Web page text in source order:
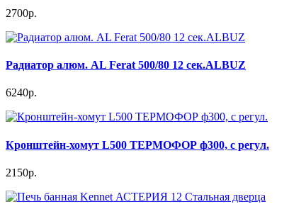
2700р.
Радиатор алюм. AL Ferat 500/80 12 сек.ALBUZ
6240р.
Кронштейн-хомут L500 ТЕРМОФОР ф300, с регул.
2150р.